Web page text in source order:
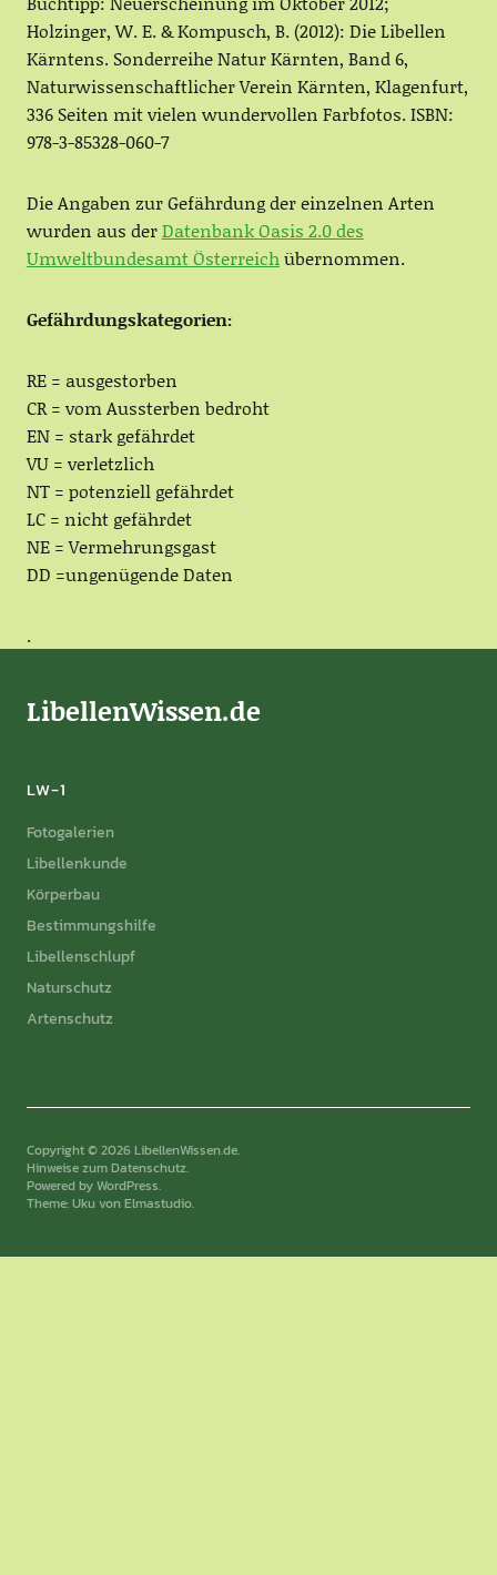
Holzinger, W. E. & Kompusch, B. (2012): Die Libellen
Kärntens. Sonderreihe Natur Kärnten, Band 6,
Naturwissenschaftlicher Verein Kärnten, Klagenfurt,
336 Seiten mit vielen wundervollen Farbfotos. ISBN:
978-3-85328-060-7
Die Angaben zur Gefährdung der einzelnen Arten
wurden aus derDatenbank Oasis 2.0 des
Umweltbundesamt Österreichübernommen.
Gefährdungskategorien:
RE = ausgestorben
CR = vom Aussterben bedroht
EN = stark gefährdet
VU = verletzlich
NT = potenziell gefährdet
LC = nicht gefährdet
NE = Vermehrungsgast
DD =ungenügende Daten
.
LibellenWissen.de
LW-1
Fotogalerien
Libellenkunde
Körperbau
Bestimmungshilfe
Libellenschlupf
Naturschutz
Artenschutz
Copyright © 2026 LibellenWissen.de
Hinweise zum Datenschutz
Powered byWordPress
Theme: Uku vonElmastudio